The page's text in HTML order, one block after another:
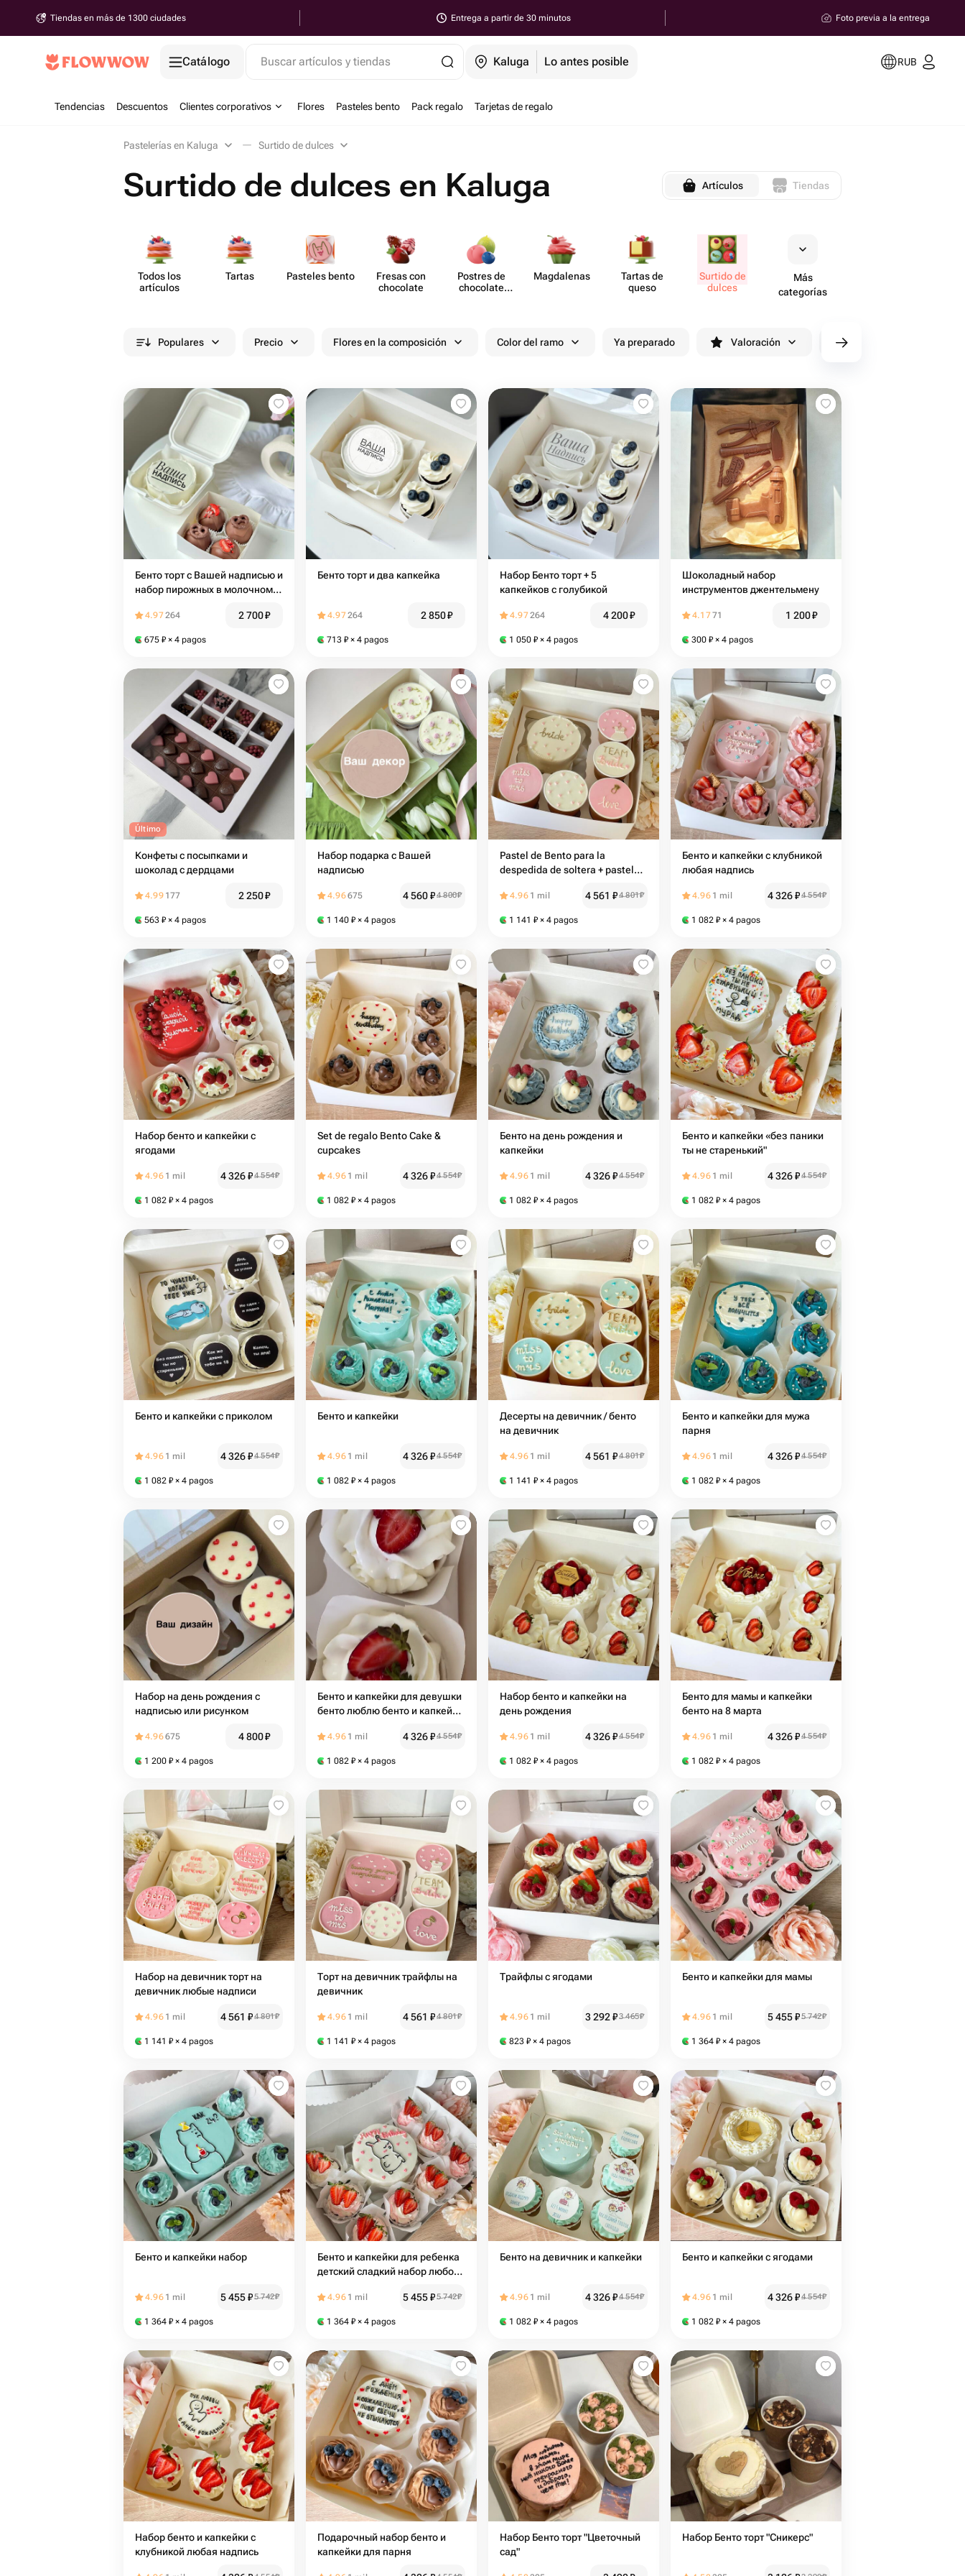
Tiendas en más de 1300 ciudades Entrega a partir de 30 minutos Foto previa a la entrega
Catálogo Buscar artículos y tiendas Kaluga Lo antes posible RUB
Tendencias Descuentos Clientes corporativos Flores Pasteles bento Pack regalo Tarjetas de regalo
Pastelerías en Kaluga Surtido de dulces
Surtido de dulces en Kaluga Artículos Tiendas
Todos los
artículos
Tartas Pasteles bento
Fresas con
chocolate
Postres de
chocolate
Magd​alenas
Tartas de
queso
Surtido de
dulces
Más
categorías
Populares Precio Flores en la composición Color del ramo Ya preparado Valoración cv/filters/name_fast_delivery
Бенто торт с Вашей надписью и
набор пирожных в молочном
мужу, жене, подруге, другу,
4.97264 2 700₽
675 ₽ × 4 pagos
Бенто торт и два капкейка
4.97264 2 850₽
713 ₽ × 4 pagos
Набор Бенто торт + 5
капкейков с голубикой
4.97264 4 200₽
1 050 ₽ × 4 pagos
Шоколадный набор
инструментов джентельмену
4.1771 1 200₽
300 ₽ × 4 pagos
Último
Конфеты с посыпками и
шоколад с дердцами
4.99 177 2 250₽
563 ₽ × 4 pagos
Набор подарка с Вашей
надписью
4.96675 4 560₽4 800₽
1 140 ₽ × 4 pagos
Pastel de Bento para la
despedida de soltera + pasteles
4.96 1 mil 4 561 ₽4 801₽
1 141 ₽ × 4 pagos
Бенто и капкейки с клубникой
любая надпись
4.96 1 mil 4 326₽4 554₽
1 082 ₽ × 4 pagos
Набор бенто и капкейки с
ягодами
4.96 1 mil 4 326₽4 554₽
1 082 ₽ × 4 pagos
Set de regalo Bento Cake &
cupcakes
4.96 1 mil 4 326₽4 554₽
1 082 ₽ × 4 pagos
Бенто на день рождения и
капкейки
4.96 1 mil 4 326₽4 554₽
1 082 ₽ × 4 pagos
Бенто и капкейки «без паники
ты не старенький"
4.96 1 mil 4 326₽4 554₽
1 082 ₽ × 4 pagos
Бенто и капкейки с приколом
4.96 1 mil 4 326₽4 554₽
1 082 ₽ × 4 pagos
Бенто и капкейки
4.96 1 mil 4 326₽4 554₽
1 082 ₽ × 4 pagos
Десерты на девичник / бенто
на девичник
4.96 1 mil 4 561 ₽4 801₽
1 141 ₽ × 4 pagos
Бенто и капкейки для мужа
парня
4.96 1 mil 4 326₽4 554₽
1 082 ₽ × 4 pagos
Набор на день рождения с
надписью или рисунком
4.96675 4 800₽
1 200 ₽ × 4 pagos
Бенто и капкейки для девушки
бенто люблю бенто и капкейки
4.96 1 mil 4 326₽4 554₽
1 082 ₽ × 4 pagos
Набор бенто и капкейки на
день рождения
4.96 1 mil 4 326₽4 554₽
1 082 ₽ × 4 pagos
Бенто для мамы и капкейки
бенто на 8 марта
4.96 1 mil 4 326₽4 554₽
1 082 ₽ × 4 pagos
Набор на девичник торт на
девичник любые надписи
4.96 1 mil 4 561 ₽4 801₽
1 141 ₽ × 4 pagos
Торт на девичник трайфлы на
девичник
4.96 1 mil 4 561 ₽4 801₽
1 141 ₽ × 4 pagos
Трайфлы с ягодами
4.96 1 mil 3 292₽3 465₽
823 ₽ × 4 pagos
Бенто и капкейки для мамы
4.96 1 mil 5 455₽5 742₽
1 364 ₽ × 4 pagos
Бенто и капкейки набор
4.96 1 mil 5 455₽5 742₽
1 364 ₽ × 4 pagos
Бенто и капкейки для ребенка
детский сладкий набор любой
4.96 1 mil 5 455₽5 742₽
1 364 ₽ × 4 pagos
Бенто на девичник и капкейки
4.96 1 mil 4 326₽4 554₽
1 082 ₽ × 4 pagos
Бенто и капкейки с ягодами
4.96 1 mil 4 326₽4 554₽
1 082 ₽ × 4 pagos
Набор бенто и капкейки с
клубникой любая надпись
Подарочный набор бенто и
капкейки для парня
Набор Бенто торт "Цветочный
сад"
Набор Бенто торт "Сникерс"